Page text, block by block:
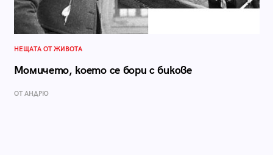
НЕЩАТА ОТ ЖИВОТА
Момичето, което се бори с бикове
ОТ АНДРЮ